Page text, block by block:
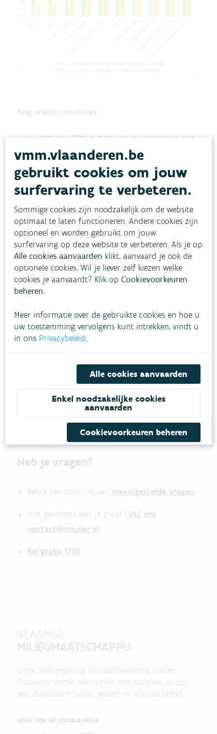
Nog enkele conclusies:
In 2016 zou 37% à 40% van de doelgroep met
een sociale correctie een
betaalbaarheidsrisico kennen, t.o.v. 1,6% à 0%
nu de factuur sociaal wordt gecorrigeerd.
Gezinnen die beschikken over een
hemelwaterinstallatie verminderen hun
noodzakelijke waterbudget met 27%
(alleenstaande man) tot 45% (koppel met drie
kinderen).
Download pdf
Heb je vragen?
Bekijk het overzicht van meestgestelde vragen.
Niet gevonden wat je zocht? Vul ons
contactformulier in.
Bel gratis 1700
VLAAMSE
MILIEUMAATSCHAPPIJ
Onze leefomgeving klimaatbestendig maken?
Daarvoor zetten we samen met partners in op
een duurzaam lucht-, water- en klimaatbeleid.
VOLG VMM OP SOCIALE MEDIA
vmm.vlaanderen.be
gebruikt cookies om jouw
surfervaring te verbeteren.
Sommige cookies zijn noodzakelijk om de website
optimaal te laten functioneren. Andere cookies zijn
optioneel en worden gebruikt om jouw
surfervaring op deze website te verbeteren. Als je op
Alle cookies aanvaarden klikt, aanvaard je ook de
optionele cookies. Wil je liever zelf kiezen welke
cookies je aanvaardt? Klik opCookievoorkeuren
beheren.
Meer informatie over de gebruikte cookies en hoe u
uw toestemming vervolgens kunt intrekken, vindt u
in ons Privacybeleid.
Alle cookies aanvaarden
Enkel noodzakelijke cookies
aanvaarden
Cookievoorkeuren beheren